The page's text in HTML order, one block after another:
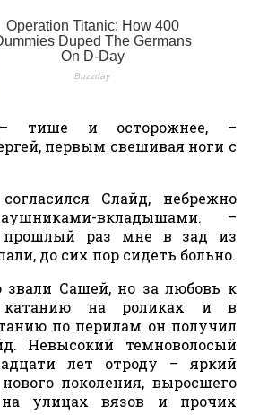
тише и осторожнее, –
первым свешивая ноги с
Слайд, небрежно
вкладышами. –
раз мне в зад из
до сих пор сидеть больно.
звали Сашей, но за любовь к
катанию на роликах и в
по перилам он получил
Невысокий темноволосый
лет отроду – яркий
поколения, выросшего
улицах вязов и прочих